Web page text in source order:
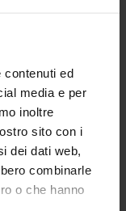
contenuti ed
media e per
inoltre
sito con i
dei dati web,
combinarle
o che hanno